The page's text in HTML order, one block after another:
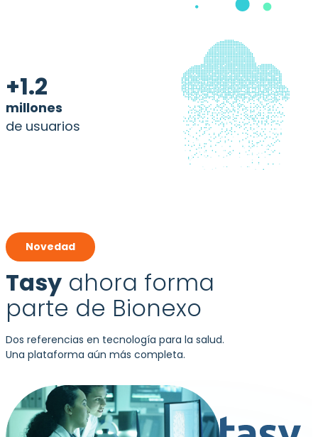
+1.2
millones
de usuarios
Novedad
Tasy ahora forma
parte de Bionexo
Dos referencias en tecnología para la salud.
Una plataforma aún más completa.